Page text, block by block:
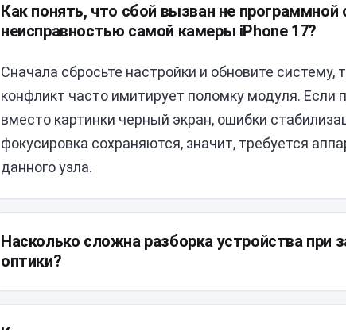
Как понять, что сбой вызван не программной
неисправностью самой камеры iPhone 17?
Сначала сбросьте настройки и обновите систему,
конфликт часто имитирует поломку модуля. Если
вместо картинки черный экран, ошибки
фокусировка сохраняются, значит, требуется
данного узла.
Насколько сложна разборка устройства при
оптики?
Конструкция современных флагманов требует
дисплейный модуль посажен на прочную